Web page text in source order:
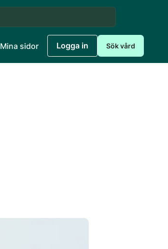
Mina sidor Logga in Sök vård